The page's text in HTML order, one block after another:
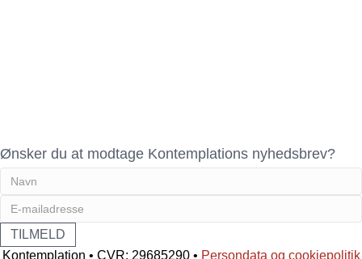
Ønsker du at modtage Kontemplations nyhedsbrev?
Kontemplation • CVR: 29685290 • Persondata og cookiepolitik